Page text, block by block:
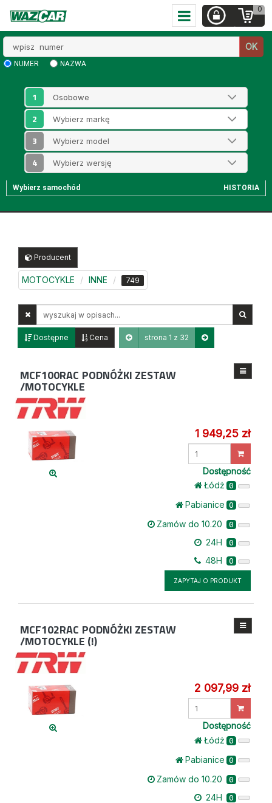
0
numer
OK
NUMER NAZWA
1
2
3
4
Wybierz samochód HISTORIA
Producent
MOTOCYKLE INNE 749
opisach
Dostępne Cena strona 1 z 32
MCF100RAC PODNÓŻKI ZESTAW
/MOTOCYKLE
1 949,25 zł
Dostępność
Łódż 0
Pabianice 0
Zamów do 10.20 0
24H 0
48H 0
ZAPYTAJ O PRODUKT
MCF102RAC PODNÓŻKI ZESTAW
/MOTOCYKLE (!)
2 097,99 zł
Dostępność
Łódż 0
Pabianice 0
Zamów do 10.20 0
24H 0